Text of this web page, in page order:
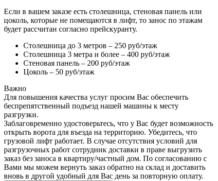
Если в вашем заказе есть столешница, стеновая панель или
цоколь, которые не помещаются в лифт, то занос по этажам
будет рассчитан согласно прейскуранту.
Столешница до 3 метров – 250 руб/этаж
Столешница 3 метра и более – 400 руб/этаж
Стеновая панель – 200 руб/этаж
Цоколь – 50 руб/этаж
Важно
Для повышения качества услуг просим Вас обеспечить
беспрепятственный подъезд нашей машины к месту
разгрузки.
Заблаговременно удостоверьтесь, что у Вас будет возможность
открыть ворота для въезда на территорию. Убедитесь, что
грузовой лифт работает. В случае отсутствия условий для
разгрузочных работ сотрудник доставки в праве выгрузить
заказ без заноса в квартиру/частный дом. По согласованию с
Вами мы можем вернуть заказ обратно на склад и доставить
вновь в другой удобный для Вас день за повторную оплату.